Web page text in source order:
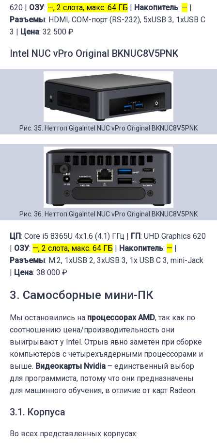
620 | ОЗУ: —, 2 слота, макс. 64 ГБ | Накопитель: — |
Разъемы: HDMI, COM-порт (RS-232), 5xUSB 3, 1xUSB C
3 | Цена: 32 500 ₽
Intel NUC vPro Original BKNUC8V5PNK
Рис. 35. Неттоп GigaIntel NUC vPro Original BKNUC8V5PNK
Рис. 36. Неттоп GigaIntel NUC vPro Original BKNUC8V5PNK
ЦП: Core i5 8365U 4x1.6 (4.1) ГГц | ГП: UHD Graphics 620
ОЗУ: —, 2 слота, макс. 64 ГБ Накопитель: —
Разъемы: M.2, 1xUSB 2, 3xUSB 3, 1x USB C 3, mini-Jack
Цена: 38 000 ₽
3. Самосборные мини-ПК
Мы остановились на процессорах AMD, так как по
соотношению цена/производительность они
выигрывают у Intel. Отрыв явно заметен при сборке
компьютеров с четырехъядерными процессорами и
выше. Видеокарты Nvidia – единственный выбор
для программиста, потому что они предназначены
для машинного обучения, в отличие от карт Radeon.
3.1. Корпуса
Во всех представленных корпусах: